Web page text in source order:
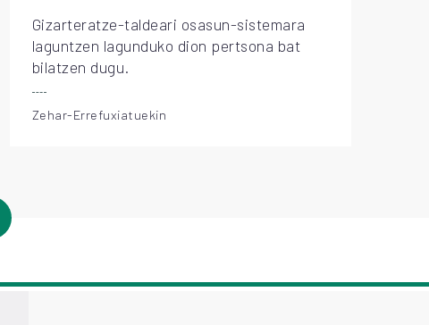
Gizarteratze-taldeari osasun-sistemara
laguntzen lagunduko dion pertsona bat
bilatzen dugu.
Zehar-Errefuxiatuekin